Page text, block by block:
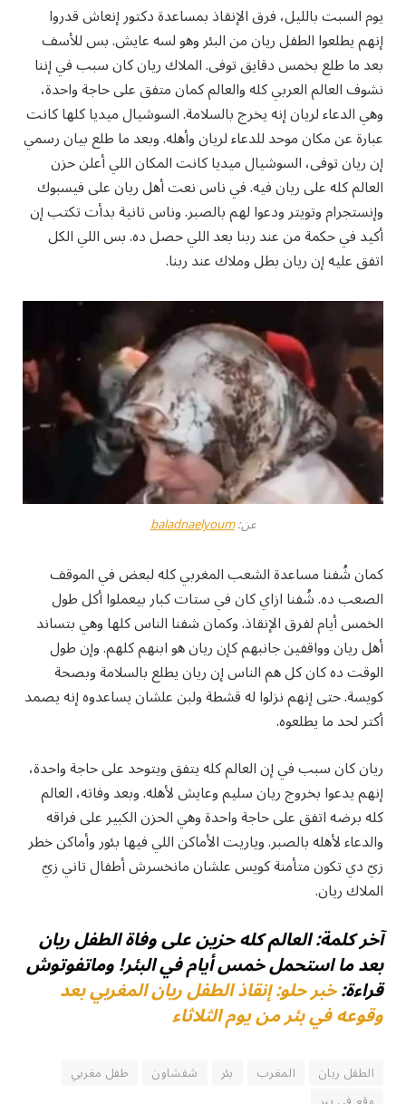
يوم السبت بالليل، فرق الإنقاذ بمساعدة دكتور إنعاش قدروا
إنهم يطلعوا الطفل ريان من البئر وهو لسه عايش. بس للأسف
بعد ما طلع بخمس دقايق توفى. الملاك ريان كان سبب في إننا
نشوف العالم العربي كله والعالم كمان متفق على حاجة واحدة،
وهي الدعاء لريان إنه يخرج بالسلامة. السوشيال ميديا كلها كانت
عبارة عن مكان موحد للدعاء لريان وأهله. وبعد ما طلع بيان رسمي
إن ريان توفى، السوشيال ميديا كانت المكان اللي أعلن حزن
العالم كله على ريان فيه. في ناس نعت أهل ريان على فيسبوك
وإنستجرام وتويتر ودعوا لهم بالصبر. وناس تانية بدأت تكتب إن
أكيد في حكمة من عند ربنا بعد اللي حصل ده. بس اللي الكل
اتفق عليه إن ريان بطل وملاك عند ربنا.
عن:baladnaelyoum
كمان شُفنا مساعدة الشعب المغربي كله لبعض في الموقف
الصعب ده. شُفنا ازاي كان في ستات كبار بيعملوا أكل طول
الخمس أيام لفرق الإنقاذ. وكمان شفنا الناس كلها وهي بتساند
أهل ريان وواقفين جانبهم كإن ريان هو ابنهم كلهم. وإن طول
الوقت ده كان كل هم الناس إن ريان يطلع بالسلامة وبصحة
كويسة. حتى إنهم نزلوا له قشطة ولبن علشان يساعدوه إنه يصمد
أكتر لحد ما يطلعوه.
ريان كان سبب في إن العالم كله يتفق ويتوحد على حاجة واحدة،
إنهم يدعوا بخروج ريان سليم وعايش لأهله. وبعد وفاته، العالم
كله برضه اتفق على حاجة واحدة وهي الحزن الكبير على فراقه
والدعاء لأهله بالصبر. وياريت الأماكن اللي فيها بئور وأماكن خطر
زيّ دي تكون متأمنة كويس علشان مانخسرش أطفال تاني زيّ
الملاك ريان.
آخر كلمة: العالم كله حزين على وفاة الطفل ريان
بعد ما استحمل خمس أيام في البئر! وماتفوتوش
قراءة:خبر حلو: إنقاذ الطفل ريان المغربي بعد
وقوعه في بئر من يوم الثلاثاء
الطفل ريان المغرب بئر شفشاون
طفل مغربي